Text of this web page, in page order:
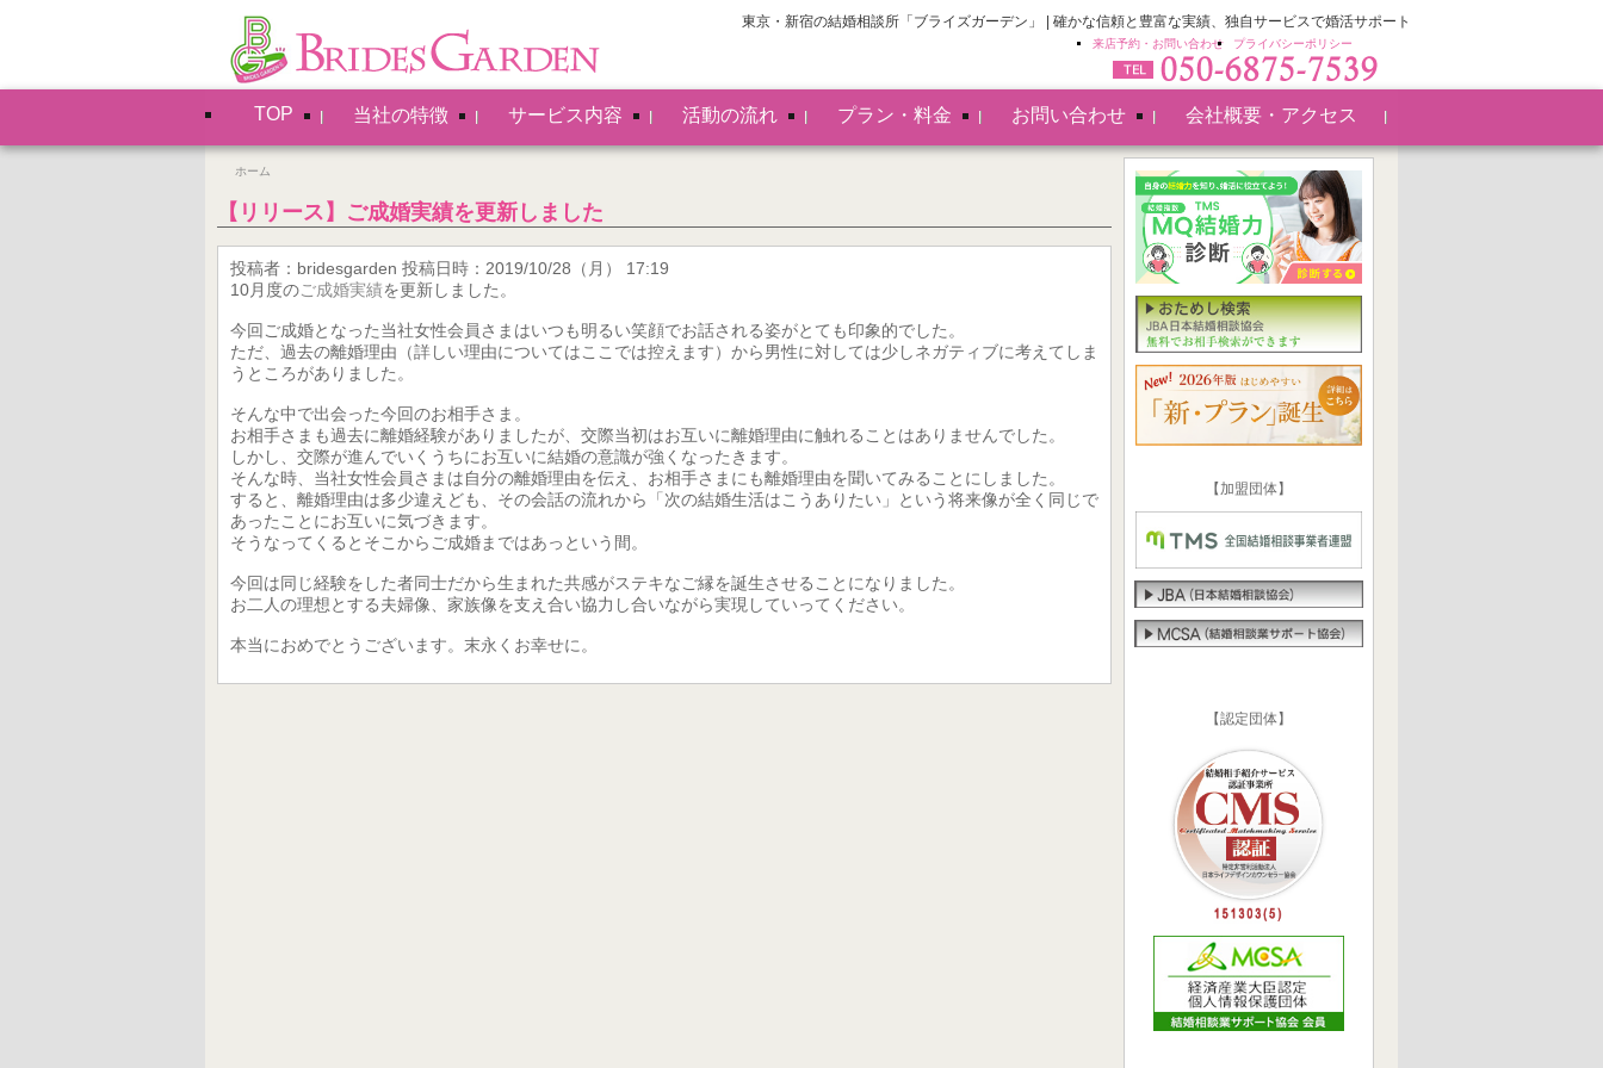
東京・新宿の結婚相談所「ブライズガーデン」 | 確かな信頼と豊富な実績、独自サービスで婚活サポート
来店予約・お問い合わせ プライバシーポリシー
TOP 当社の特徴 サービス内容 活動の流れ プラン・料金 お問い合わせ 会社概要・アクセス
ホーム
【リリース】ご成婚実績を更新しました
投稿者：bridesgarden 投稿日時：2019/10/28（月） 17:19
10月度のご成婚実績を更新しました。
今回ご成婚となった当社女性会員さまはいつも明るい笑顔でお話される姿がとても印象的でした。
ただ、過去の離婚理由（詳しい理由についてはここでは控えます）から男性に対しては少しネガティブに考えてしま
うところがありました。
そんな中で出会った今回のお相手さま。
お相手さまも過去に離婚経験がありましたが、交際当初はお互いに離婚理由に触れることはありませんでした。
しかし、交際が進んでいくうちにお互いに結婚の意識が強くなったきます。
そんな時、当社女性会員さまは自分の離婚理由を伝え、お相手さまにも離婚理由を聞いてみることにしました。
すると、離婚理由は多少違えども、その会話の流れから「次の結婚生活はこうありたい」という将来像が全く同じで
あったことにお互いに気づきます。
そうなってくるとそこからご成婚まではあっという間。
今回は同じ経験をした者同士だから生まれた共感がステキなご縁を誕生させることになりました。
お二人の理想とする夫婦像、家族像を支え合い協力し合いながら実現していってください。
本当におめでとうございます。末永くお幸せに。
【加盟団体】
【認定団体】